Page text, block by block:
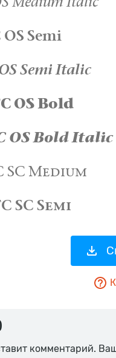
комментарий.